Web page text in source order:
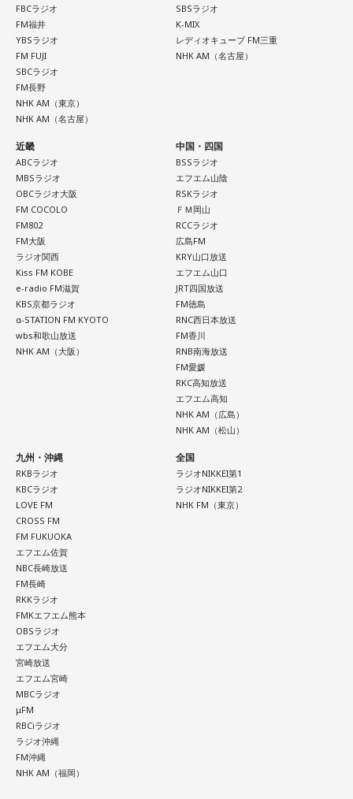
FBCラジオ
FM福井
YBSラジオ
FM FUJI
SBCラジオ
FM長野
NHK AM（東京）
NHK AM（名古屋）
SBSラジオ
K-MIX
レディオキューブ FM三重
NHK AM（名古屋）
近畿
ABCラジオ
MBSラジオ
OBCラジオ大阪
FM COCOLO
FM802
FM大阪
ラジオ関西
Kiss FM KOBE
e-radio FM滋賀
KBS京都ラジオ
α-STATION FM KYOTO
wbs和歌山放送
NHK AM（大阪）
中国・四国
BSSラジオ
エフエム山陰
RSKラジオ
ＦＭ岡山
RCCラジオ
広島FM
KRY山口放送
エフエム山口
JRT四国放送
FM徳島
RNC西日本放送
FM香川
RNB南海放送
FM愛媛
RKC高知放送
エフエム高知
NHK AM（広島）
NHK AM（松山）
九州・沖縄
RKBラジオ
KBCラジオ
LOVE FM
CROSS FM
FM FUKUOKA
エフエム佐賀
NBC長崎放送
FM長崎
RKKラジオ
FMKエフエム熊本
OBSラジオ
エフエム大分
宮崎放送
エフエム宮崎
MBCラジオ
μFM
RBCiラジオ
ラジオ沖縄
FM沖縄
NHK AM（福岡）
全国
ラジオNIKKEI第1
ラジオNIKKEI第2
NHK FM（東京）